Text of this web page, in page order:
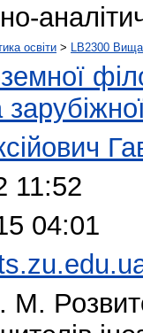
освіти > LB2300 Вища
11:52
04:01
М.